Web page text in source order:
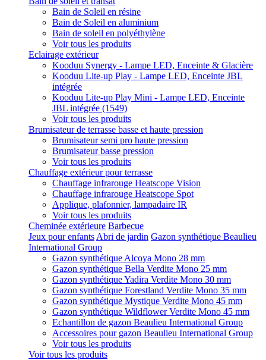
Bain de Soleil en résine
Bain de Soleil en aluminium
Bain de soleil en polyéthylène
Voir tous les produits
Eclairage extérieur
Kooduu Synergy - Lampe LED, Enceinte & Glacière
Kooduu Lite-up Play - Lampe LED, Enceinte JBL
intégrée
Kooduu Lite-up Play Mini - Lampe LED, Enceinte
JBL intégrée (1549)
Voir tous les produits
Brumisateur de terrasse basse et haute pression
Brumisateur semi pro haute pression
Brumisateur basse pression
Voir tous les produits
Chauffage extérieur pour terrasse
Chauffage infrarouge Heatscope Vision
Chauffage infrarouge Heatscope Spot
Applique, plafonnier, lampadaire IR
Voir tous les produits
Cheminée extérieure Barbecue
Jeux pour enfants Abri de jardin Gazon synthétique Beaulieu
International Group
Gazon synthétique Alcoya Mono 28 mm
Gazon synthétique Bella Verdite Mono 25 mm
Gazon synthétique Yadira Verdite Mono 30 mm
Gazon synthétique Forestland Verdite Mono 35 mm
Gazon synthétique Mystique Verdite Mono 45 mm
Gazon synthétique Wildflower Verdite Mono 45 mm
Echantillon de gazon Beaulieu International Group
Accessoires pour gazon Beaulieu International Group
Voir tous les produits
Voir tous les produits